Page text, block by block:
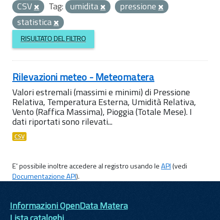
CSV
Tag: umidita
pressione
statistica
RISULTATO DEL FILTRO
Rilevazioni meteo - Meteomatera
Valori estremali (massimi e minimi) di Pressione
Relativa, Temperatura Esterna, Umidità Relativa,
Vento (Raffica Massima), Pioggia (Totale Mese). I
dati riportati sono rilevati...
CSV
E' possibile inoltre accedere al registro usando leAPI(vedi
Documentazione API).
Informazioni OpenData Matera